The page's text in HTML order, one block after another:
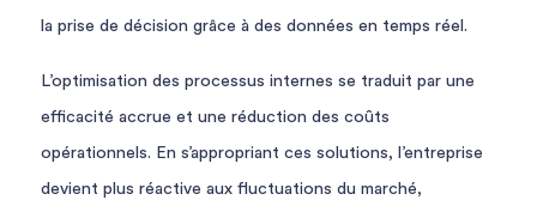
la prise de décision grâce à des données en temps réel.
L’optimisation des processus internes se traduit par une
efficacité accrue et une réduction des coûts
opérationnels. En s’appropriant ces solutions, l’entreprise
devient plus réactive aux fluctuations du marché,